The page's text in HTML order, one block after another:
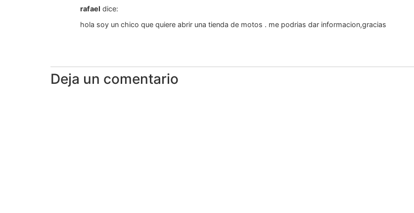
rafael dice:
hola soy un chico que quiere abrir una tienda de motos . me podrias dar informacion,gracias
Deja un comentario